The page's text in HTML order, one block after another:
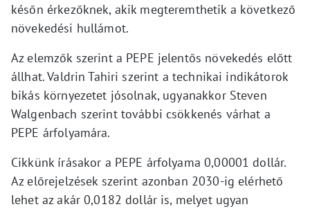
későn érkezőknek, akik megteremthetik a következő
növekedési hullámot.
Az elemzők szerint a PEPE jelentős növekedés előtt
állhat. Valdrin Tahiri szerint a technikai indikátorok
bikás környezetet jósolnak, ugyanakkor Steven
Walgenbach szerint további csökkenés várhat a
PEPE árfolyamára.
Cikkünk írásakor a PEPE árfolyama 0,00001 dollár.
Az előrejelzések szerint azonban 2030-ig elérhető
lehet az akár 0,0182 dollár is, melyet ugyan